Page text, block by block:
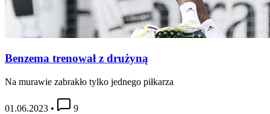
Benzema trenował z drużyną
Na murawie zabrakło tylko jednego piłkarza
01.06.2023 • 9